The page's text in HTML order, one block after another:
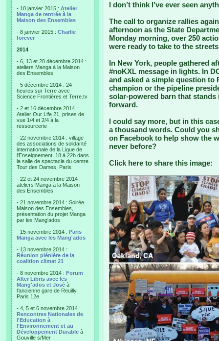
- 10 janvier 2015 : Atelier
Manga de rentrée à la
Maison des Ensembles
- 8 janvier 2015 : Charlie
forever
2014
- 6, 13 et 20 décembre 2014 :
ateliers Manga à la Maison
des Ensembles
- 5 décembre 2014 : 24
heures sur Terre avec
Science Frontières et Terre.tv
- 2 et 16 décembre 2014 :
Atelier Our Life 21, prises de
vue 1/4 et 2/4 à la
ressourcerie
- 22 novembre 2014 : village
des associations de solidarité
internationale de la Ligue de
l'Enseignement, 18 à 22h dans
la salle de spectacle du centre
Tour des Dames, Paris
- 22 et 24 novembre 2014 :
ateliers Manga à la Maison
des Ensembles
- 21 novembre 2014 : Soirée
Maison des Ensembles,
présentation du projet Manga
par les Mang'ados
- 15 novembre 2014 : Paris
Manga avec les Mang'ados
- 13 novembre 2014 :
Réunion plénière de la
coalition climat 21
- 8 novembre 2014 : Forum
Alter Libris avec les
Mang'ados et José à
l'ancienne gare de Reuilly,
Paris 12e
- 4, 5 et 6 novembre 2014 :
Rencontres Nationales de
l'Education à
l'Environnement et au
Développement Durable à
Gouville s/Mer
I don’t think I’ve ever seen
The call to organize rallies
afternoon as the State
Monday morning, over 250
were ready to take to the
In New York, people gathered
#noKXL message in lights. In
and asked a simple question to
champion or the pipeline
solar-powered barn that
forward.
I could say more, but in this
a thousand words. Could you
on Facebook to help show the
never before?
Click here to share this image: